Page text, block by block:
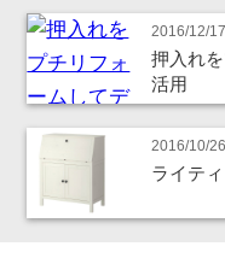
2016/12/17
押入れ
活用
2016/10/26
ライテ